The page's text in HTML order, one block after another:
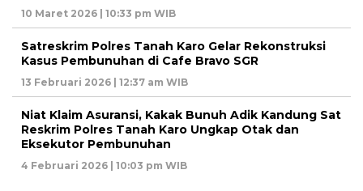
10 Maret 2026 | 10:33 pm WIB
Satreskrim Polres Tanah Karo Gelar Rekonstruksi
Kasus Pembunuhan di Cafe Bravo SGR
13 Februari 2026 | 12:37 am WIB
Niat Klaim Asuransi, Kakak Bunuh Adik Kandung Sat
Reskrim Polres Tanah Karo Ungkap Otak dan
Eksekutor Pembunuhan
4 Februari 2026 | 10:03 pm WIB